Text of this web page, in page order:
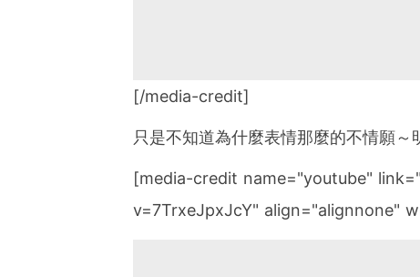
[/media-credit]
只是不知道為什麼表情那麼的不情願～
[media-credit name="youtube"
v=7TrxeJpxJcY" align="alignnone"